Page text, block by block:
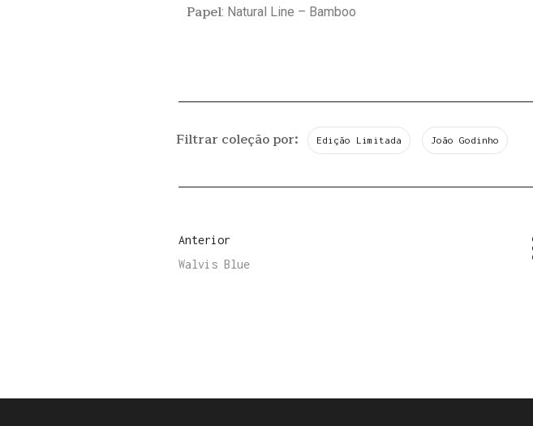
Papel: Natural Line – Bamboo
Filtrar coleção por: Edição Limitada João Godinho
Anterior
Walvis Blue